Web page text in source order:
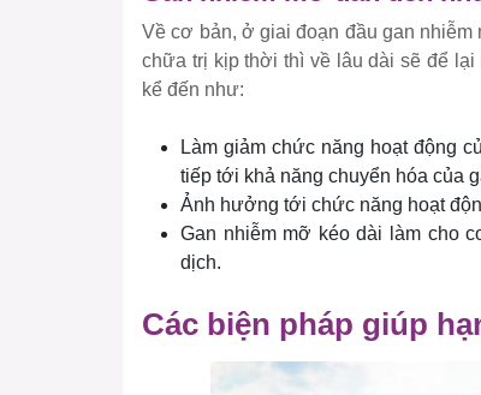
Về cơ bản, ở giai đoạn đầu gan
chữa trị kịp thời thì về lâu dài sẽ để
kể đến như:
Làm giảm chức năng hoạt động
tiếp tới khả năng chuyển hóa của
Ảnh hưởng tới chức năng hoạt
Gan nhiễm mỡ kéo dài làm cho
dịch.
Các biện pháp giúp